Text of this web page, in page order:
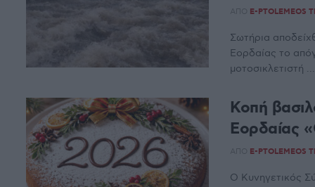
ΑΠΌ E-PTOLEMEOS
Σωτήρια
Εορδαίας το
μοτοσικλετιστή ...
Κοπή
Εορδαίας
ΑΠΌ E-PTOLEMEOS
Ο Κυνηγετικός